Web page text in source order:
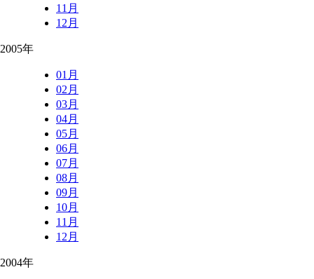
11月
12月
2005年
01月
02月
03月
04月
05月
06月
07月
08月
09月
10月
11月
12月
2004年